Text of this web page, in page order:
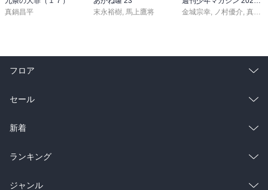
真鍋昌平
末永裕樹, 馬上鷹将
金城宗幸, ノ村優介, 真島ヒロ
フロア
総合
ラノベ
雑誌・グラビア
BL・TL
セール
総合
ラノベ
雑誌・グラビア
新着
総合
ラノベ
ランキング
総合
ジャンル